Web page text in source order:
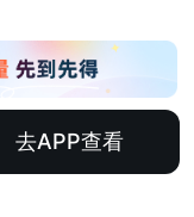
去APP查看